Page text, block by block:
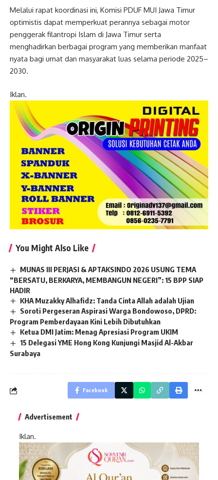
Melalui rapat koordinasi ini, Komisi PDUF MUI Jawa Timur
optimistis dapat memperkuat perannya sebagai motor
penggerak filantropi Islam di Jawa Timur serta
menghadirkan berbagai program yang memberikan manfaat
nyata bagi umat dan masyarakat luas selama periode 2025–
2030.
Iklan.
You Might Also Like
MUNAS III PERJASI & APTAKSINDO 2026 USUNG TEMA
“BERSATU, BERKARYA, MEMBANGUN NEGERI”: 15 BPP SIAP
HADIR
KHA Muzakky Alhafidz: Tanda Cinta Allah adalah Ujian
Soroti Pergeseran Aspirasi Warga Bondowoso, DPRD:
Program Pemberdayaan Kini Lebih Dibutuhkan
Ketua DMI Jatim: Menag Apresiasi Program UKIM
15 Delegasi YME Hong Kong Kunjungi Masjid Al-Akbar
Surabaya
Facebook
Advertisement
Iklan.